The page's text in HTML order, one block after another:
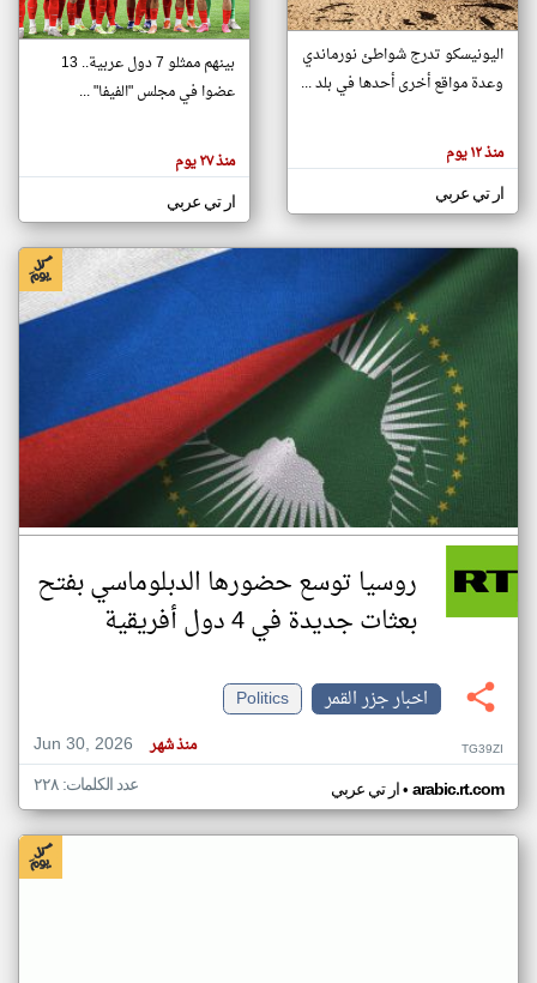
تغيير الدولة
اخبار جزر القمر على مدار الساعة
أهم اخبار جزر القمر العاجلة والمباشرة
هنا عن
وجهة
كاتبيها.
اليونيسكو تدرج شواطئ نورماندي
وعدة مواقع أخرى أحدها في بلد ...
منذ ١٢ يوم
ار تي عربي
بينهم ممثلو 7 دول عربية.. 13
عضوا في مجلس "الفيفا" ...
منذ ٢٧ يوم
ار تي عربي
روسيا توسع حضورها الدبلوماسي بفتح
بعثات جديدة في 4 دول أفريقية
اخبار جزر القمر
Politics
Jun 30, 2026
منذ شهر TG39ZI
ار تي عربي• arabic.rt.com عدد الكلمات: ٢٢٨
klyoum.com